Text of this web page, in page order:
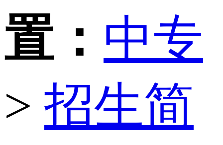
置： 中专
> 招生简